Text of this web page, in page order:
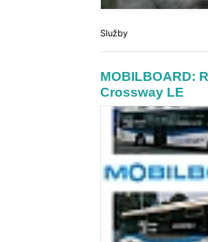
Služby
MOBILBOARD:
Crossway LE